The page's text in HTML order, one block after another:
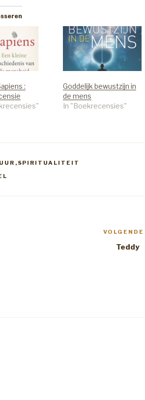
:
Goddelijk bewustzijn in
de mens
In "Boekrecensies"
, SPIRITUALITEIT
VOLGENDE
Teddy